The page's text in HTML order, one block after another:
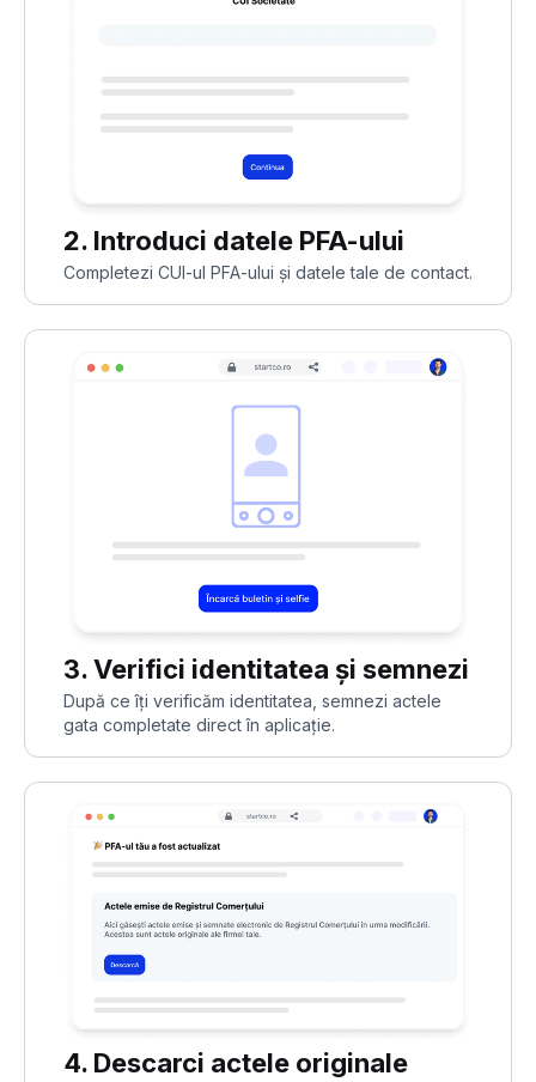
2. Introduci datele PFA-ului
Completezi CUI-ul PFA-ului și datele tale de contact.
3. Verifici identitatea și semnezi
După ce îți verificăm identitatea, semnezi actele
gata completate direct în aplicație.
4. Descarci actele originale